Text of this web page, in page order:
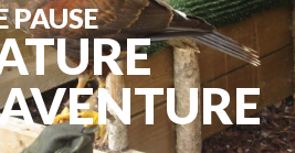
PAUSE